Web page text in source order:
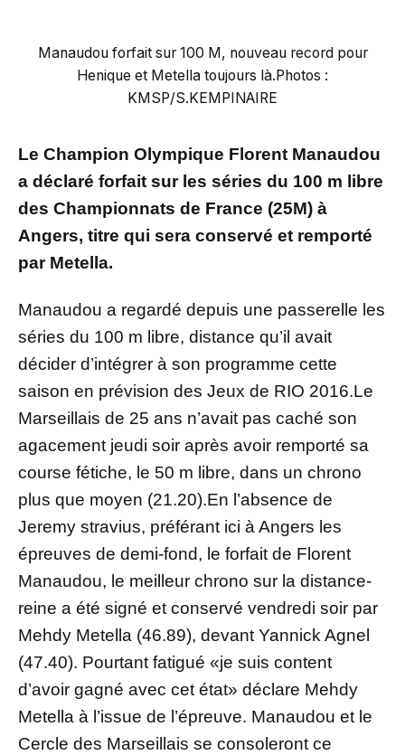
Manaudou forfait sur 100 M, nouveau record pour
Henique et Metella toujours là.Photos :
KMSP/S.KEMPINAIRE
Le Champion Olympique Florent Manaudou
a déclaré forfait sur les séries du 100 m libre
des Championnats de France (25M) à
Angers, titre qui sera conservé et remporté
par Metella.
Manaudou a regardé depuis une passerelle les
séries du 100 m libre, distance qu’il avait
décider d’intégrer à son programme cette
saison en prévision des Jeux de RIO 2016.Le
Marseillais de 25 ans n’avait pas caché son
agacement jeudi soir après avoir remporté sa
course fétiche, le 50 m libre, dans un chrono
plus que moyen (21.20).En l’absence de
Jeremy stravius, préférant ici à Angers les
épreuves de demi-fond, le forfait de Florent
Manaudou, le meilleur chrono sur la distance-
reine a été signé et conservé vendredi soir par
Mehdy Metella (46.89), devant Yannick Agnel
(47.40). Pourtant fatigué «je suis content
d’avoir gagné avec cet état» déclare Mehdy
Metella à l’issue de l’épreuve. Manaudou et le
Cercle des Marseillais se consoleront ce